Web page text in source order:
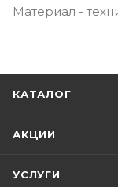
Материал -
КАТАЛОГ
АКЦИИ
УСЛУГИ